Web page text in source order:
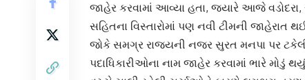
જાહેર કરવામાં આવ્યા હતા, જ્યારે આજે
સહિતના વિસ્તારોમાં પણ નવી ટીમની જાહેરાત
જોકે સમગ્ર રાજ્યની નજર સુરત મનપા પર
પદાધિકારીઓના નામ જાહેર કરવામાં ભારે